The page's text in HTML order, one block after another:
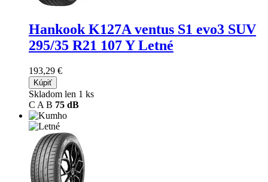
Hankook K127A ventus S1 evo3 SUV
295/35 R21 107 Y Letné
193,29 €
Kúpiť
Skladom len 1 ks
C A B 75 dB